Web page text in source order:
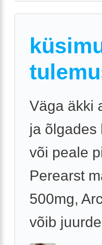
Väga äkki
ja õlgades
või peale
Perearst
500mg,
võib